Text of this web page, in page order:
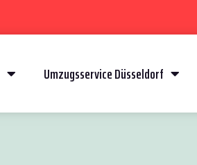
Umzugsservice Düsseldorf